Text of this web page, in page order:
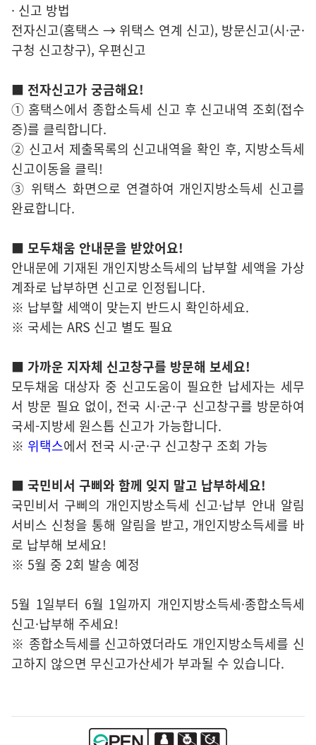
· 신고 방법
전자신고(홈택스 → 위택스 연계 신고), 방문신고(시·군·
구청 신고창구), 우편신고
■ 전자신고가 궁금해요!
① 홈택스에서 종합소득세 신고 후 신고내역 조회(접수
증)를 클릭합니다.
② 신고서 제출목록의 신고내역을 확인 후, 지방소득세
신고이동을 클릭!
③ 위택스 화면으로 연결하여 개인지방소득세 신고를
완료합니다.
■ 모두채움 안내문을 받았어요!
안내문에 기재된 개인지방소득세의 납부할 세액을 가상
계좌로 납부하면 신고로 인정됩니다.
※ 납부할 세액이 맞는지 반드시 확인하세요.
※ 국세는 ARS 신고 별도 필요
■ 가까운 지자체 신고창구를 방문해 보세요!
모두채움 대상자 중 신고도움이 필요한 납세자는 세무
서 방문 필요 없이, 전국 시·군·구 신고창구를 방문하여
국세-지방세 원스톱 신고가 가능합니다.
※ 위택스에서 전국 시·군·구 신고창구 조회 가능
■ 국민비서 구삐와 함께 잊지 말고 납부하세요!
국민비서 구삐의 개인지방소득세 신고·납부 안내 알림
서비스 신청을 통해 알림을 받고, 개인지방소득세를 바
로 납부해 보세요!
※ 5월 중 2회 발송 예정
5월 1일부터 6월 1일까지 개인지방소득세·종합소득세
신고·납부해 주세요!
※ 종합소득세를 신고하였더라도 개인지방소득세를 신
고하지 않으면 무신고가산세가 부과될 수 있습니다.